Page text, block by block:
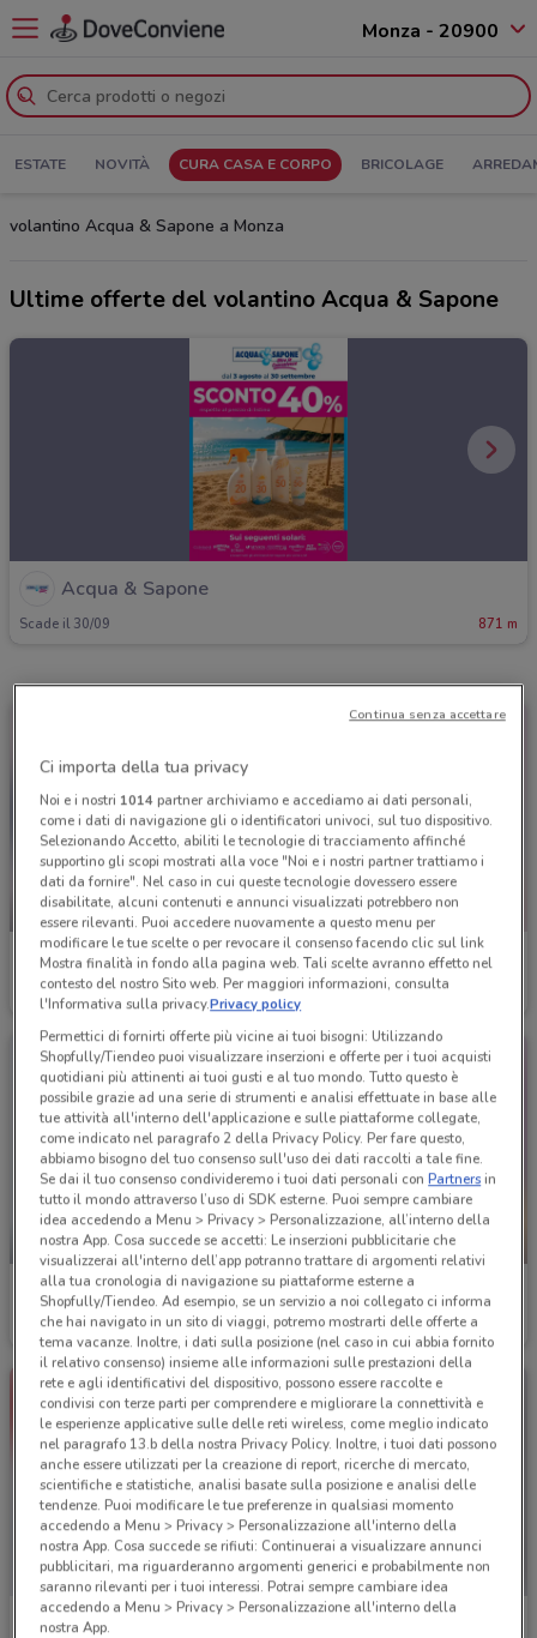
Monza - 20900
ESTATE NOVITÀ CURA CASA E CORPO BRICOLAGE
volantino Acqua & Sapone a Monza
Ultime offerte del volantino Acqua & Sapone
Acqua & Sapone
Scade il 30/09 871 m
-4 GIORNI
Acqua & Sapone
Scade mercoledì 871 m
Acqua & Sapone
Scade il 16/08
SCADE OGGI
Acqua & Sapone
Scade oggi 871 m
-4 GIORNI
Acqua & Sapone
Scade mercoledì
Acqua & Sapone
Ci importa della tua privacy
Noi e i nostri 1014partner archiviamo e accediamo ai dati personali,
come i dati di navigazione gli o identificatori univoci, sul tuo dispositivo.
Selezionando Accetto, abiliti le tecnologie di tracciamento affinché
supportino gli scopi mostrati alla voce "Noi e i nostri partner trattiamo i
dati da fornire". Nel caso in cui queste tecnologie dovessero essere
disabilitate, alcuni contenuti e annunci visualizzati potrebbero non
essere rilevanti. Puoi accedere nuovamente a questo menu per
modificare le tue scelte o per revocare il consenso facendo clic sul link
Mostra finalità in fondo alla pagina web. Tali scelte avranno effetto nel
contesto del nostro Sito web. Per maggiori informazioni, consulta
l'Informativa sulla privacy.Privacy policy
Permettici di fornirti offerte più vicine ai tuoi bisogni: Utilizzando
Shopfully/Tiendeo puoi visualizzare inserzioni e offerte per i tuoi acquisti
quotidiani più attinenti ai tuoi gusti e al tuo mondo. Tutto questo è
possibile grazie ad una serie di strumenti e analisi effettuate in base alle
tue attività all'interno dell'applicazione e sulle piattaforme collegate,
come indicato nel paragrafo 2 della Privacy Policy. Per fare questo,
abbiamo bisogno del tuo consenso sull'uso dei dati raccolti a tale fine.
Se dai il tuo consenso condivideremo i tuoi dati personali conPartnersin
tutto il mondo attraverso l’uso di SDK esterne. Puoi sempre cambiare
idea accedendo a Menu > Privacy > Personalizzazione, all’interno della
nostra App. Cosa succede se accetti: Le inserzioni pubblicitarie che
visualizzerai all'interno dell’app potranno trattare di argomenti relativi
alla tua cronologia di navigazione su piattaforme esterne a
Shopfully/Tiendeo. Ad esempio, se un servizio a noi collegato ci informa
che hai navigato in un sito di viaggi, potremo mostrarti delle offerte a
tema vacanze. Inoltre, i dati sulla posizione (nel caso in cui abbia fornito
il relativo consenso) insieme alle informazioni sulle prestazioni della
rete e agli identificativi del dispositivo, possono essere raccolte e
condivisi con terze parti per comprendere e migliorare la connettività e
le esperienze applicative sulle delle reti wireless, come meglio indicato
nel paragrafo 13.b della nostra Privacy Policy. Inoltre, i tuoi dati possono
anche essere utilizzati per la creazione di report, ricerche di mercato,
scientifiche e statistiche, analisi basate sulla posizione e analisi delle
tendenze. Puoi modificare le tue preferenze in qualsiasi momento
accedendo a Menu > Privacy > Personalizzazione all'interno della
nostra App. Cosa succede se rifiuti: Continuerai a visualizzare annunci
pubblicitari, ma riguarderanno argomenti generici e probabilmente non
saranno rilevanti per i tuoi interessi. Potrai sempre cambiare idea
accedendo a Menu > Privacy > Personalizzazione all'interno della
nostra App.
Continua senza accettare